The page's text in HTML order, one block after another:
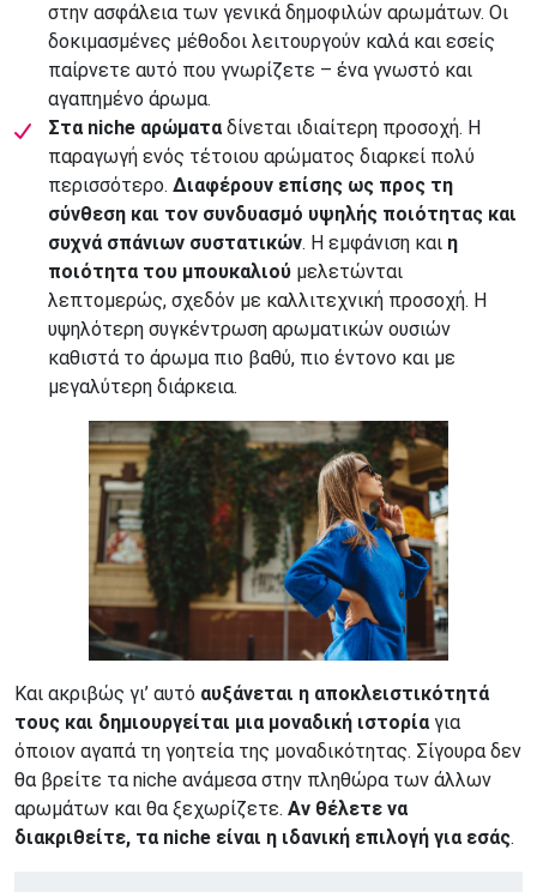
στην ασφάλεια των γενικά δημοφιλών αρωμάτων. Οι
δοκιμασμένες μέθοδοι λειτουργούν καλά και εσείς
παίρνετε αυτό που γνωρίζετε – ένα γνωστό και
αγαπημένο άρωμα.
Στα niche αρώματα δίνεται ιδιαίτερη προσοχή. Η
παραγωγή ενός τέτοιου αρώματος διαρκεί πολύ
περισσότερο. Διαφέρουν επίσης ως προς τη
σύνθεση και τον συνδυασμό υψηλής ποιότητας και
συχνά σπάνιων συστατικών. Η εμφάνιση και η
ποιότητα του μπουκαλιού μελετώνται
λεπτομερώς, σχεδόν με καλλιτεχνική προσοχή. Η
υψηλότερη συγκέντρωση αρωματικών ουσιών
καθιστά το άρωμα πιο βαθύ, πιο έντονο και με
μεγαλύτερη διάρκεια.
Και ακριβώς γι’ αυτό αυξάνεται η αποκλειστικότητά
τους και δημιουργείται μια μοναδική ιστορία για
όποιον αγαπά τη γοητεία της μοναδικότητας. Σίγουρα δεν
θα βρείτε τα niche ανάμεσα στην πληθώρα των άλλων
αρωμάτων και θα ξεχωρίζετε. Αν θέλετε να
διακριθείτε, τα niche είναι η ιδανική επιλογή για εσάς.